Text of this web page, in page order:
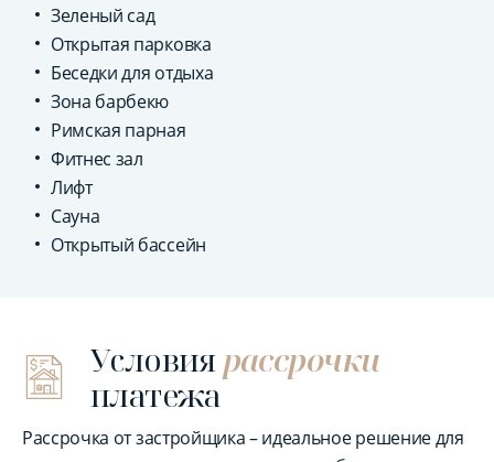
Зеленый сад
Открытая парковка
Беседки для отдыха
Зона барбекю
Римская парная
Фитнес зал
Лифт
Сауна
Открытый бассейн
Условиярассрочки
платежа
Рассрочка от застройщика – идеальное решение для